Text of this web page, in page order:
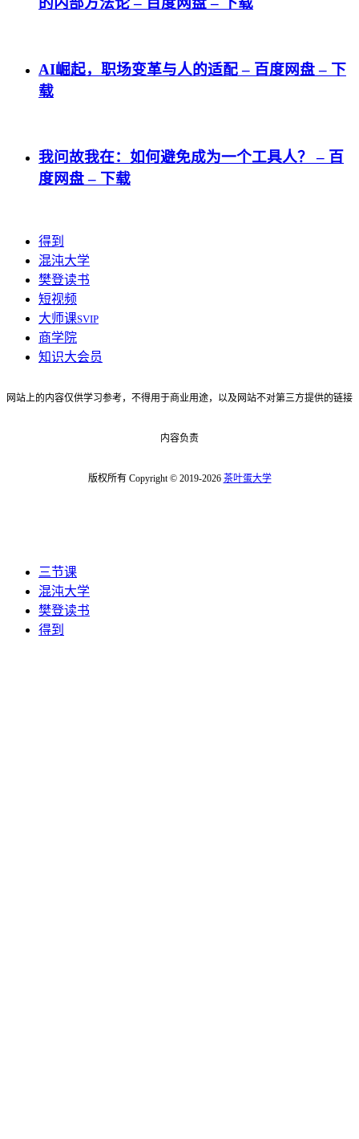
AI崛起，职场变革与人的适配 – 百度网盘 – 下
载
我问故我在：如何避免成为一个工具人？ – 百
度网盘 – 下载
得到
混沌大学
樊登读书
短视频
大师课SVIP
商学院
知识大会员
网站上的内容仅供学习参考，不得用于商业用途，以及网站不对第三方提供的链接
内容负责
版权所有 Copyright © 2019-2026 茶叶蛋大学
三节课
混沌大学
樊登读书
得到